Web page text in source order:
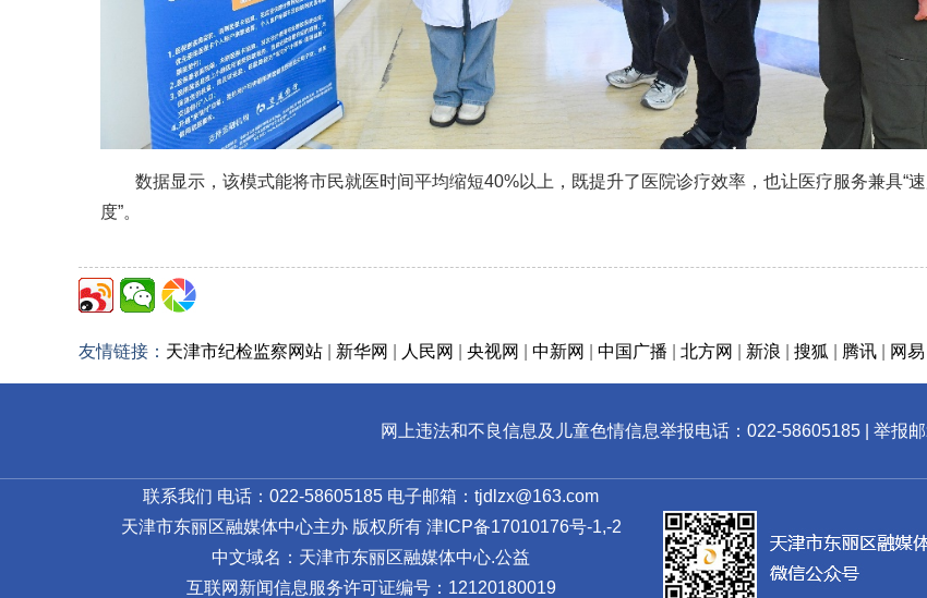
数据显示，该模式能将市民就医时间平均缩短40%以上，既提升了医院诊疗效率，也让医疗服务兼具“速
度”。
友情链接： 天津市纪检监察网站 新华网 人民网 央视网 中新网 中国广播 北方网 新浪 搜狐 腾讯 网易
网上违法和不良信息及儿童色情信息举报电话：022-58605185 | 举报
联系我们 电话：022-58605185 电子邮箱：tjdlzx@163.com
天津市东丽区融媒体中心主办 版权所有 津ICP备17010176号-1,-2
中文域名：天津市东丽区融媒体中心.公益
互联网新闻信息服务许可证编号：12120180019